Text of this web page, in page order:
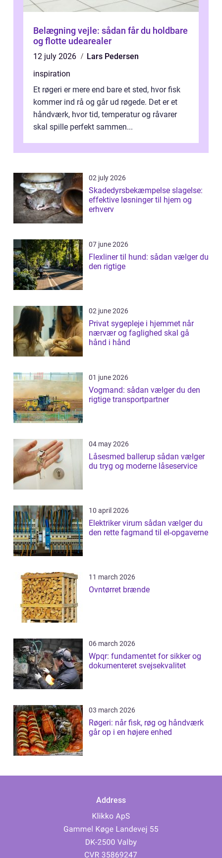
Belægning vejle: sådan får du holdbare
og flotte udearealer
12 july 2026
Lars Pedersen
inspiration
Et røgeri er mere end bare et sted, hvor fisk
kommer ind rå og går ud røgede. Det er et
håndværk, hvor tid, temperatur og råvarer
skal spille perfekt sammen...
02 july 2026
Skadedyrsbekæmpelse slagelse:
effektive løsninger til hjem og
erhverv
07 june 2026
Flexliner til hund: sådan vælger du
den rigtige
02 june 2026
Privat sygepleje i hjemmet når
nærvær og faglighed skal gå
hånd i hånd
01 june 2026
Vogmand: sådan vælger du den
rigtige transportpartner
04 may 2026
Låsesmed ballerup sådan vælger
du tryg og moderne låseservice
10 april 2026
Elektriker virum sådan vælger du
den rette fagmand til el-opgaverne
11 march 2026
Ovntørret brænde
06 march 2026
Wpqr: fundamentet for sikker og
dokumenteret svejsekvalitet
03 march 2026
Røgeri: når fisk, røg og håndværk
går op i en højere enhed
Address